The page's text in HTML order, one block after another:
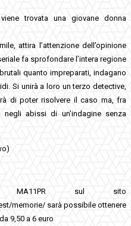
trovata una giovane donna
attira l’attenzione dell’opinione
fa sprofondare l’intera regione
quanto impreparati, indagano
Si unirà a loro un terzo detective,
di poter risolvere il caso ma, fra
abissi di un’indagine senza
MA11PR sul sito
memorie/ sarà possibile ottenere
9,50 a 6 euro